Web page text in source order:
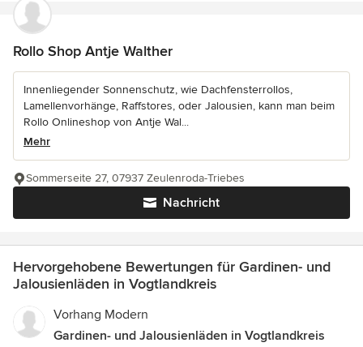
Rollo Shop Antje Walther
Innenliegender Sonnenschutz, wie Dachfensterrollos,
Lamellenvorhänge, Raffstores, oder Jalousien, kann man beim
Rollo Onlineshop von Antje Wal...
Mehr
Nachricht
Sommerseite 27, 07937 Zeulenroda-Triebes
Hervorgehobene Bewertungen für Gardinen- und
Jalousienläden in Vogtlandkreis
Vorhang Modern
Gardinen- und Jalousienläden in Vogtlandkreis